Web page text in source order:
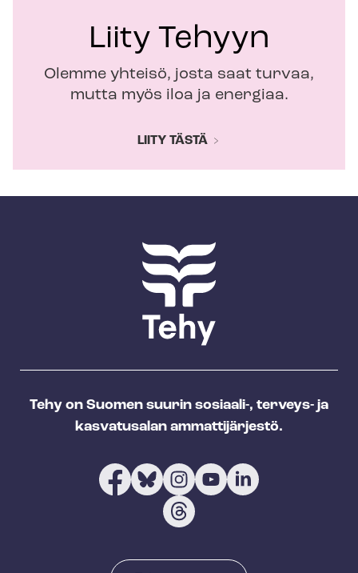
Liity Tehyyn
Olemme yhteisö, josta saat turvaa,
mutta myös iloa ja energiaa.
LIITY TÄSTÄ
Tehy on Suomen suurin sosiaali-, terveys- ja
kasvatusalan ammattijärjestö.